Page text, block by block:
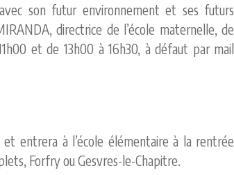
son futur environnement et ses futurs
directrice de l’école maternelle, de
et de 13h00 à 16h30, à défaut par mail
entrera à l’école élémentaire à la rentrée
Forfry ou Gesvres-le-Chapitre.